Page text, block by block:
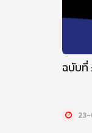
ฉบับที่